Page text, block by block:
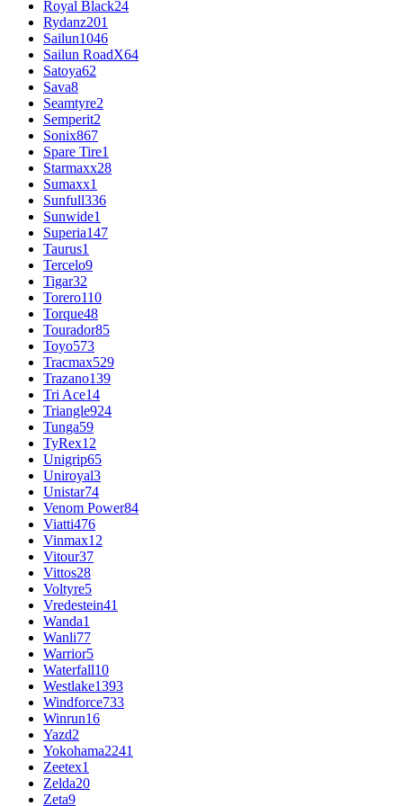
Royal Black24
Rydanz201
Sailun1046
Sailun RoadX64
Satoya62
Sava8
Seamtyre2
Semperit2
Sonix867
Spare Tire1
Starmaxx28
Sumaxx1
Sunfull336
Sunwide1
Superia147
Taurus1
Tercelo9
Tigar32
Torero110
Torque48
Tourador85
Toyo573
Tracmax529
Trazano139
Tri Ace14
Triangle924
Tunga59
TyRex12
Unigrip65
Uniroyal3
Unistar74
Venom Power84
Viatti476
Vinmax12
Vitour37
Vittos28
Voltyre5
Vredestein41
Wanda1
Wanli77
Warrior5
Waterfall10
Westlake1393
Windforce733
Winrun16
Yazd2
Yokohama2241
Zeetex1
Zelda20
Zeta9